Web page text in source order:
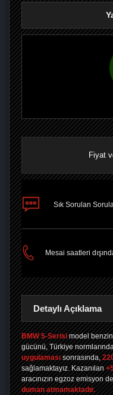
Fiyat
Sık Sorulan
Mesai saatleri
Detaylı Açıklama
BMW 5-Serisi model
gücünü, Türkiye normlarında
uygulaması sonrasında,
sağlamaktayız. Kazanılan
aracınızın egzoz emisyon
duman atmamaktadır.